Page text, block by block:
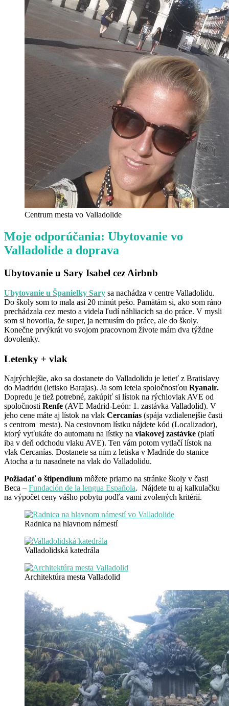
Centrum mesta vo Valladolide
Moje odporúčania: Ubytovanie vo
Valladolide a doprava
Ubytovanie u Sary Isabel cez Airbnb
Ubytovanie u Španielky Sary sa nachádza v centre Valladolidu.
Do školy som to mala asi 20 minút pešo. Pamätám si, ako som ráno
prechádzala cez mesto a videla ľudí náhliacich sa do práce. V mysli
som si hovorila, že super, ja nemusím do práce, ale do školy.
Konečne prvýkrát vo svojom pracovnom živote mám dva týždne
dovolenky.
Letenky + vlak
Najrýchlejšie, ako sa dostanete do Valladolidu je letieť z Bratislavy
do Madridu (letisko Barajas). Ja som letela spoločnosťou Ryanair.
Dopredu je tiež potrebné, zakúpiť si lístok na rýchlovlak AVE od
spoločnosti Renfe (AVE Madrid-León: 1. zastávka Valladolid). V
jeho cene máte aj lístok na vlak Cercanías (spája vzdialenejšie časti
s centrom mesta). Na cestovnom lístku nájdete kód (Localizador),
ktorý vyťukáte do automatu na lístky na vlakovej zastávke (platí
iba v deň odchodu vlaku AVE). Ten vám potom vytlačí lístok na
vlak Cercanías. Dostanete sa ním z letiska v Madride do stanice
Atocha a tu nasadnete na vlak do Valladolidu.
Požiadať o štipendium môžete priamo na stránke školy v časti
Beca – Fundación de la lengua Española. Nájdete tu aj kalkulačku
na výpočet ceny vášho pobytu podľa vami zvolených kritérií.
Radnica na hlavnom námestí
Valladolidská katedrála
Architektúra mesta Valladolid